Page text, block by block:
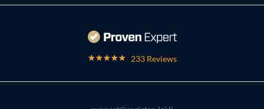
233 Reviews